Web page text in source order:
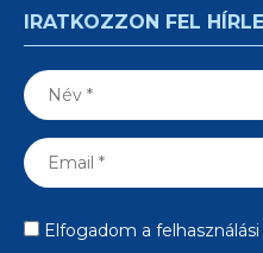
IRATKOZZON FEL
Elfogadom a